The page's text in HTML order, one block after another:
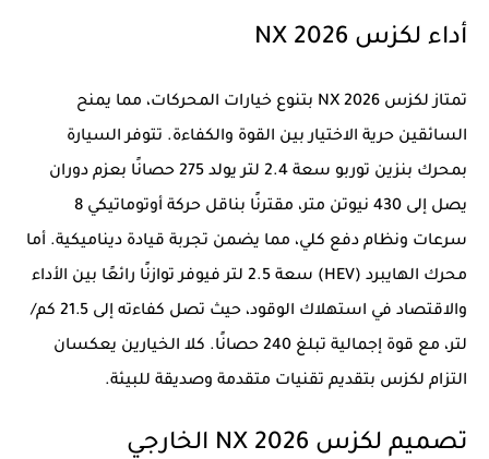
أداء لكزس NX 2026
تمتاز لكزس NX 2026 بتنوع خيارات المحركات، مما يمنح
السائقين حرية الاختيار بين القوة والكفاءة. تتوفر السيارة
بمحرك بنزين توربو سعة 2.4 لتر يولد 275 حصانًا بعزم دوران
يصل إلى 430 نيوتن متر، مقترنًا بناقل حركة أوتوماتيكي 8
سرعات ونظام دفع كلي، مما يضمن تجربة قيادة ديناميكية. أما
محرك الهايبرد (HEV) سعة 2.5 لتر فيوفر توازنًا رائعًا بين الأداء
والاقتصاد في استهلاك الوقود، حيث تصل كفاءته إلى 21.5 كم/
لتر، مع قوة إجمالية تبلغ 240 حصانًا. كلا الخيارين يعكسان
التزام لكزس بتقديم تقنيات متقدمة وصديقة للبيئة.
تصميم لكزس NX 2026 الخارجي